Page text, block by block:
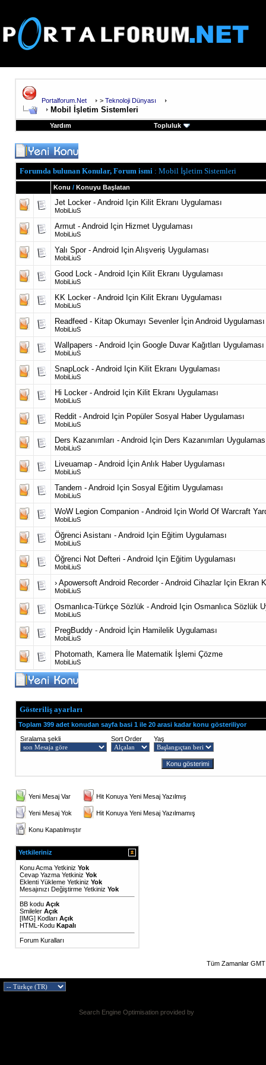
Portalforum.Net > Teknoloji Dünyası
Mobil İşletim Sistemleri
Yardım Topluluk
Forumda bulunan Konular, Forum ismi : Mobil İşletim Sistemleri
Konu / Konuyu Başlatan
Jet Locker - Android Için Kilit Ekranı Uygulaması
MobiLiuS
Armut - Android Için Hizmet Uygulaması
MobiLiuS
Yalı Spor - Android Için Alışveriş Uygulaması
MobiLiuS
Good Lock - Android Için Kilit Ekranı Uygulaması
MobiLiuS
KK Locker - Android Için Kilit Ekranı Uygulaması
MobiLiuS
Readfeed - Kitap Okumayı Sevenler İçin Android Uygulaması
MobiLiuS
Wallpapers - Android Için Google Duvar Kağıtları Uygulaması
MobiLiuS
SnapLock - Android Için Kilit Ekranı Uygulaması
MobiLiuS
Hi Locker - Android Için Kilit Ekranı Uygulaması
MobiLiuS
Reddit - Android Için Popüler Sosyal Haber Uygulaması
MobiLiuS
Ders Kazanımları - Android Için Ders Kazanımları
MobiLiuS
Liveuamap - Android İçin Anlık Haber Uygulaması
MobiLiuS
Tandem - Android Için Sosyal Eğitim Uygulaması
MobiLiuS
WoW Legion Companion - Android Için World Of Warcraft
MobiLiuS
Öğrenci Asistanı - Android Için Eğitim Uygulaması
MobiLiuS
Öğrenci Not Defteri - Android Için Eğitim Uygulaması
MobiLiuS
› Apowersoft Android Recorder - Android Cihazlar Için Ekran
MobiLiuS
Osmanlıca-Türkçe Sözlük - Android Için Osmanlıca Sözlük
MobiLiuS
PregBuddy - Android İçin Hamilelik Uygulaması
MobiLiuS
Photomath, Kamera İle Matematik İşlemi Çözme
MobiLiuS
Gösteriliş ayarları
Toplam 399 adet konudan sayfa basi 1 ile 20 arasi kadar konu gösteriliyor
Sıralama şekli
Sort Order Yaş
Yeni Mesaj Var Hit Konuya Yeni Mesaj Yazılmış
Yeni Mesaj Yok Hit Konuya Yeni Mesaj Yazılmamış
Konu Kapatılmıştır
Yetkileriniz
Konu Acma Yetkiniz Yok
Cevap Yazma Yetkiniz Yok
Eklenti Yükleme Yetkiniz Yok
Mesajınızı Değiştirme Yetkiniz Yok
BB kodu Açık
Smileler Açık
[IMG] Kodları Açık
HTML-Kodu Kapalı
Forum Kuralları
Tüm Zamanlar
Search Engine Optimisation provided by